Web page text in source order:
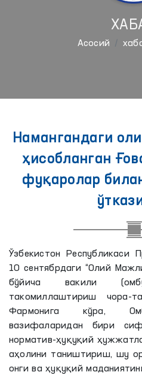
Aсосий
Намангандаги
ҳисобланган
фуқаролар
Ўзбекистон Республикаси
10 сентябрдаги “Олий
бўйича вакили
такомиллаштириш чора-
Фармонига кўра,
вазифаларидан бири
норматив-ҳуқуқий
аҳолини таништириш, шу
онги ва ҳуқуқий